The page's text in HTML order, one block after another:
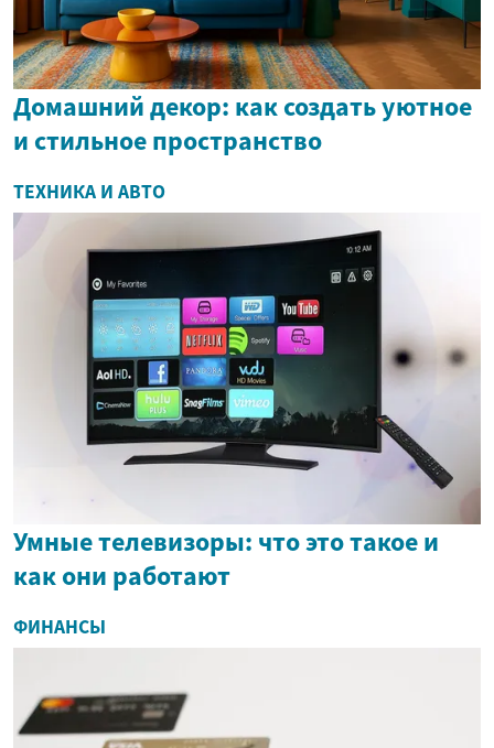
Домашний декор: как создать уютное
и стильное пространство
ТЕХНИКА И АВТО
Умные телевизоры: что это такое и
как они работают
ФИНАНСЫ